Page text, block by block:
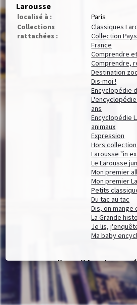
Larousse
localisé à :
Paris
Collections
rattachées :
Classiques
Collection
France
Comprendre
Comprendre,
Destination
Dis-moi !
Encyclopédie
ans
Encyclopédie
animaux
Expression
Hors
Larousse "in
Le Larousse
Mon premier
Mon premier
Petits
Du tac au tac
Dis, on mange
La Grande
Je lis,
Ma baby
Documents disponibles chez cet
Affiner la recherche
100 nouveaux lieux à couper le